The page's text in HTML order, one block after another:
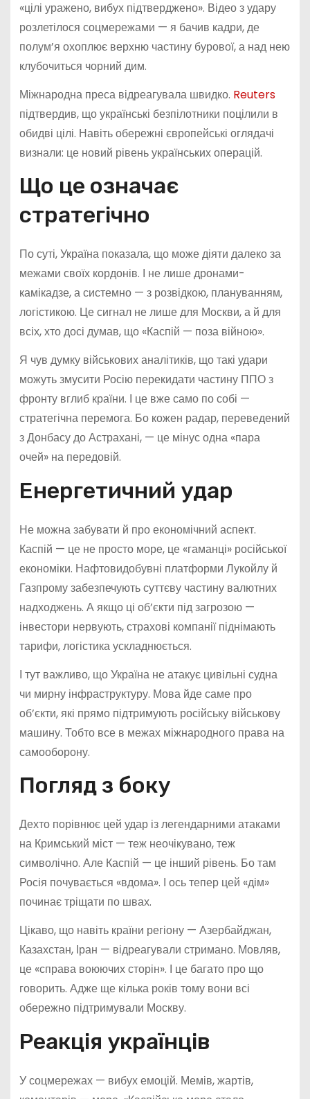
«цілі уражено, вибух підтверджено». Відео з удару
розлетілося соцмережами — я бачив кадри, де
полум’я охоплює верхню частину бурової, а над нею
клубочиться чорний дим.
Міжнародна преса відреагувала швидко. Reuters
підтвердив, що українські безпілотники поцілили в
обидві цілі. Навіть обережні європейські оглядачі
визнали: це новий рівень українських операцій.
Що це означає
стратегічно
По суті, Україна показала, що може діяти далеко за
межами своїх кордонів. І не лише дронами-
камікадзе, а системно — з розвідкою, плануванням,
логістикою. Це сигнал не лише для Москви, а й для
всіх, хто досі думав, що «Каспій — поза війною».
Я чув думку військових аналітиків, що такі удари
можуть змусити Росію перекидати частину ППО з
фронту вглиб країни. І це вже само по собі —
стратегічна перемога. Бо кожен радар, переведений
з Донбасу до Астрахані, — це мінус одна «пара
очей» на передовій.
Енергетичний удар
Не можна забувати й про економічний аспект.
Каспій — це не просто море, це «гаманці» російської
економіки. Нафтовидобувні платформи Лукойлу й
Газпрому забезпечують суттєву частину валютних
надходжень. А якщо ці об’єкти під загрозою —
інвестори нервують, страхові компанії піднімають
тарифи, логістика ускладнюється.
І тут важливо, що Україна не атакує цивільні судна
чи мирну інфраструктуру. Мова йде саме про
об’єкти, які прямо підтримують російську військову
машину. Тобто все в межах міжнародного права на
самооборону.
Погляд з боку
Дехто порівнює цей удар із легендарними атаками
на Кримський міст — теж неочікувано, теж
символічно. Але Каспій — це інший рівень. Бо там
Росія почувається «вдома». І ось тепер цей «дім»
починає тріщати по швах.
Цікаво, що навіть країни регіону — Азербайджан,
Казахстан, Іран — відреагували стримано. Мовляв,
це «справа воюючих сторін». І це багато про що
говорить. Адже ще кілька років тому вони всі
обережно підтримували Москву.
Реакція українців
У соцмережах — вибух емоцій. Мемів, жартів,